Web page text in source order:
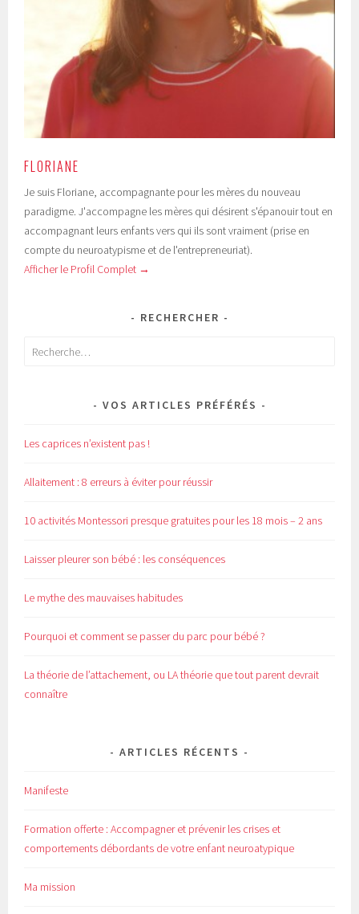
FLORIANE
Je suis Floriane, accompagnante pour les mères du nouveau
paradigme. J'accompagne les mères qui désirent s'épanouir tout en
accompagnant leurs enfants vers qui ils sont vraiment (prise en
compte du neuroatypisme et de l'entrepreneuriat).
Afficher le Profil Complet →
RECHERCHER
Rechercher :
VOS ARTICLES PRÉFÉRÉS
Les caprices n’existent pas !
Allaitement : 8 erreurs à éviter pour réussir
10 activités Montessori presque gratuites pour les 18 mois – 2 ans
Laisser pleurer son bébé : les conséquences
Le mythe des mauvaises habitudes
Pourquoi et comment se passer du parc pour bébé ?
La théorie de l’attachement, ou LA théorie que tout parent devrait
connaître
ARTICLES RÉCENTS
Manifeste
Formation offerte : Accompagner et prévenir les crises et
comportements débordants de votre enfant neuroatypique
Ma mission